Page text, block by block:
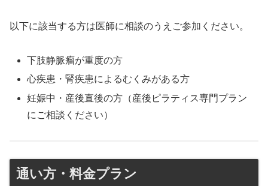
以下に該当する方は医師に相談のうえご参加ください。
下肢静脈瘤が重度の方
心疾患・腎疾患によるむくみがある方
妊娠中・産後直後の方（産後ピラティス専門プラン
にご相談ください）
通い方・料金プラン